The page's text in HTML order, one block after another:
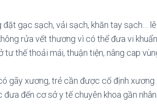
đặt gạc sạch, vải sạch, khăn tay sạch…
rửa vết thương vì có thể đưa vi
tư thế thoải mái, thuận tiện, nâng cap
gãy xương, trẻ cần được cố định xương
đưa đến cơ sở y tế chuyên khoa gần